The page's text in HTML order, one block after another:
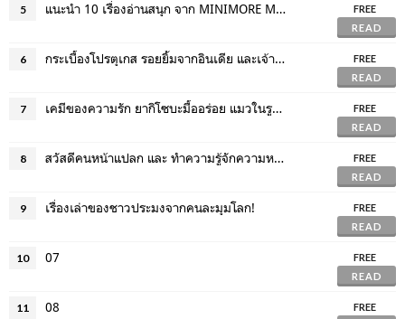
5 แนะนำ 10 เรื่องอ่านสนุก จาก MINIMORE MAKERS
FREE
READ
6 กระเบื้องโปรตุเกส รอยยิ้มจากอินเดีย และเจ้าชายที่จากไป
FREE
READ
7 เคมีของความรัก ยากิโซบะมื้ออร่อย แมวในรูปถ่าย
FREE
READ
8 สวัสดีคนหน้าแปลก และ ทำความรู้จักความหม่นหมองของเรา
FREE
READ
9 เรื่องเล่าของชาวประมงจากคนละมุมโลก!
FREE
READ
10 07
FREE
READ
11 08
FREE